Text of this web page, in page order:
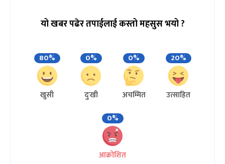
यो खबर पढेर तपाईलाई कस्तो महसुस भयो ?
80%
खुसी
0%
दुःखी
0%
अचम्मित
20%
उत्साहित
0%
आक्रोशित